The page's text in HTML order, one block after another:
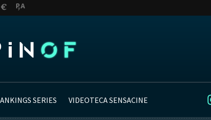
SERIES VIDEOTECA SENSACINE